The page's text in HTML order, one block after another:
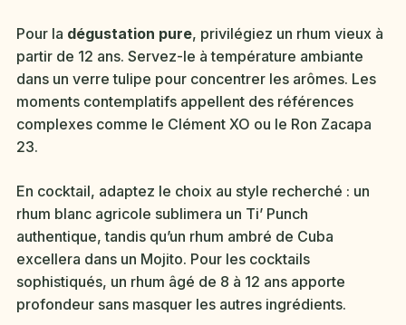
Pour la dégustation pure, privilégiez un rhum vieux à
partir de 12 ans. Servez-le à température ambiante
dans un verre tulipe pour concentrer les arômes. Les
moments contemplatifs appellent des références
complexes comme le Clément XO ou le Ron Zacapa
23.
En cocktail, adaptez le choix au style recherché : un
rhum blanc agricole sublimera un Ti’ Punch
authentique, tandis qu’un rhum ambré de Cuba
excellera dans un Mojito. Pour les cocktails
sophistiqués, un rhum âgé de 8 à 12 ans apporte
profondeur sans masquer les autres ingrédients.